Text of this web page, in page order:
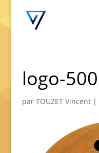
logo-500
par TOUZET Vincent|